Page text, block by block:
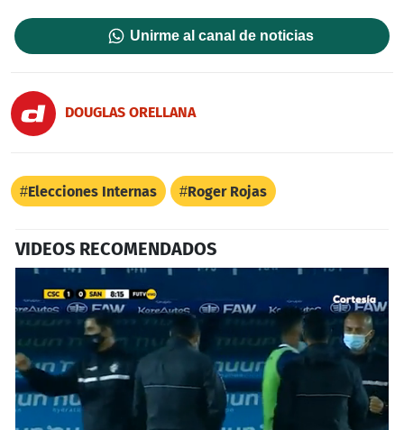
Unirme al canal de noticias
DOUGLAS ORELLANA
Elecciones Internas Roger Rojas
VIDEOS RECOMENDADOS